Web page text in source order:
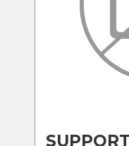
SUPPORT